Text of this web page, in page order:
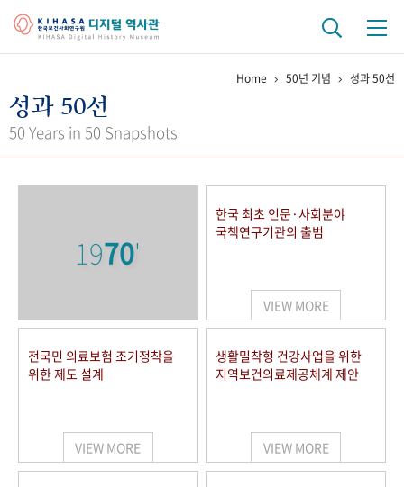
걸어온 길 기관 변천사
키워드로 보는 연구 역사
연구자들
사진 아카이브 문서 기록물 행정박물 영상 기록물
50+1 주년 기념
세계와 함께 한 KIHASA
Home 50년 기념 성과 50선
성과 50선
50 Years in 50 Snapshots
1970'
한국 최초 인문·사회분야
국책연구기관의 출범
VIEW MORE
전국민 의료보험 조기정착을
위한 제도 설계
VIEW MORE
생활밀착형 건강사업을 위한
지역보건의료제공체계 제안
VIEW MORE